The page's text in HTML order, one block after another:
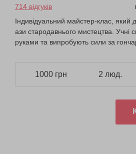
714 відгуків
Індивідуальний майстер-клас, який
ази стародавнього мистецтва. Учні
руками та випробують сили за
1000 грн 2 люд.